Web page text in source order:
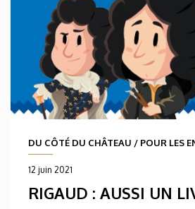
DU CÔTÉ DU CHÂTEAU / POUR LES
12 juin 2021
RIGAUD : AUSSI UN